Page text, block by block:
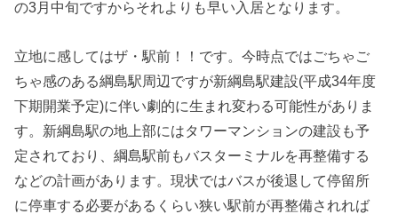
の3月中旬ですからそれよりも早い入居となります。
立地に感してはザ・駅前！！です。今時点ではごちゃご
ちゃ感のある綱島駅周辺ですが新綱島駅建設(平成34年度
下期開業予定)に伴い劇的に生まれ変わる可能性がありま
す。新綱島駅の地上部にはタワーマンションの建設も予
定されており、綱島駅前もバスターミナルを再整備する
などの計画があります。現状ではバスが後退して停留所
に停車する必要があるくらい狭い駅前が再整備されれば